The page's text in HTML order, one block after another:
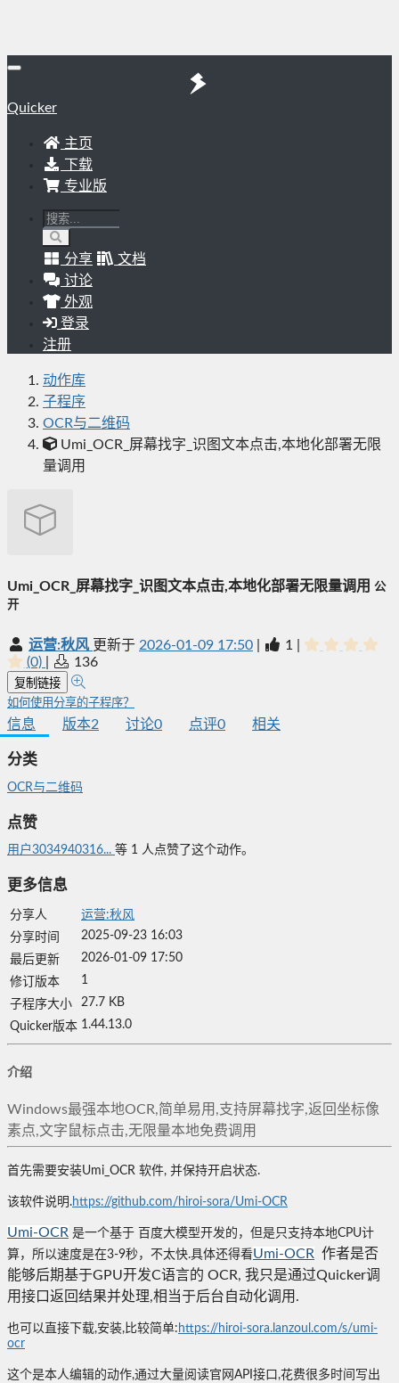
Quicker
主页
下载
专业版
分享
文档
讨论
外观
登录
注册
动作库
子程序
OCR与二维码
Umi_OCR_屏幕找字_识图文本点击,本地化部署无限
量调用
Umi_OCR_屏幕找字_识图文本点击,本地化部署无限量调用 公
开
运营:秋风 更新于 2026-01-09 17:50 1
(0)
136
复制链接
如何使用分享的子程序？
信息 版本2 讨论0 点评0 相关
分类
OCR与二维码
点赞
用户3034940316... 等 1 人点赞了这个动作。
更多信息
分享人
运营:秋风
分享时间
2025-09-23 16:03
最后更新
2026-01-09 17:50
修订版本
1
子程序大小
27.7 KB
Quicker版本 1.44.13.0
介绍
Windows最强本地OCR,简单易用,支持屏幕找字,返回坐标像
素点,文字鼠标点击,无限量本地免费调用
首先需要安装Umi_OCR 软件, 并保持开启状态.
该软件说明.https://github.com/hiroi-sora/Umi-OCR
Umi-OCR 是一个基于 百度大模型开发的，但是只支持本地CPU计
算，所以速度是在3-9秒，不太快.具体还得看Umi-OCR 作者是否
能够后期基于GPU开发C语言的 OCR, 我只是通过Quicker调
用接口返回结果并处理,相当于后台自动化调用.
也可以直接下载,安装,比较简单: https://hiroi-sora.lanzoul.com/s/umi-
ocr
这个是本人编辑的动作,通过大量阅读官网API接口,花费很多时间写出